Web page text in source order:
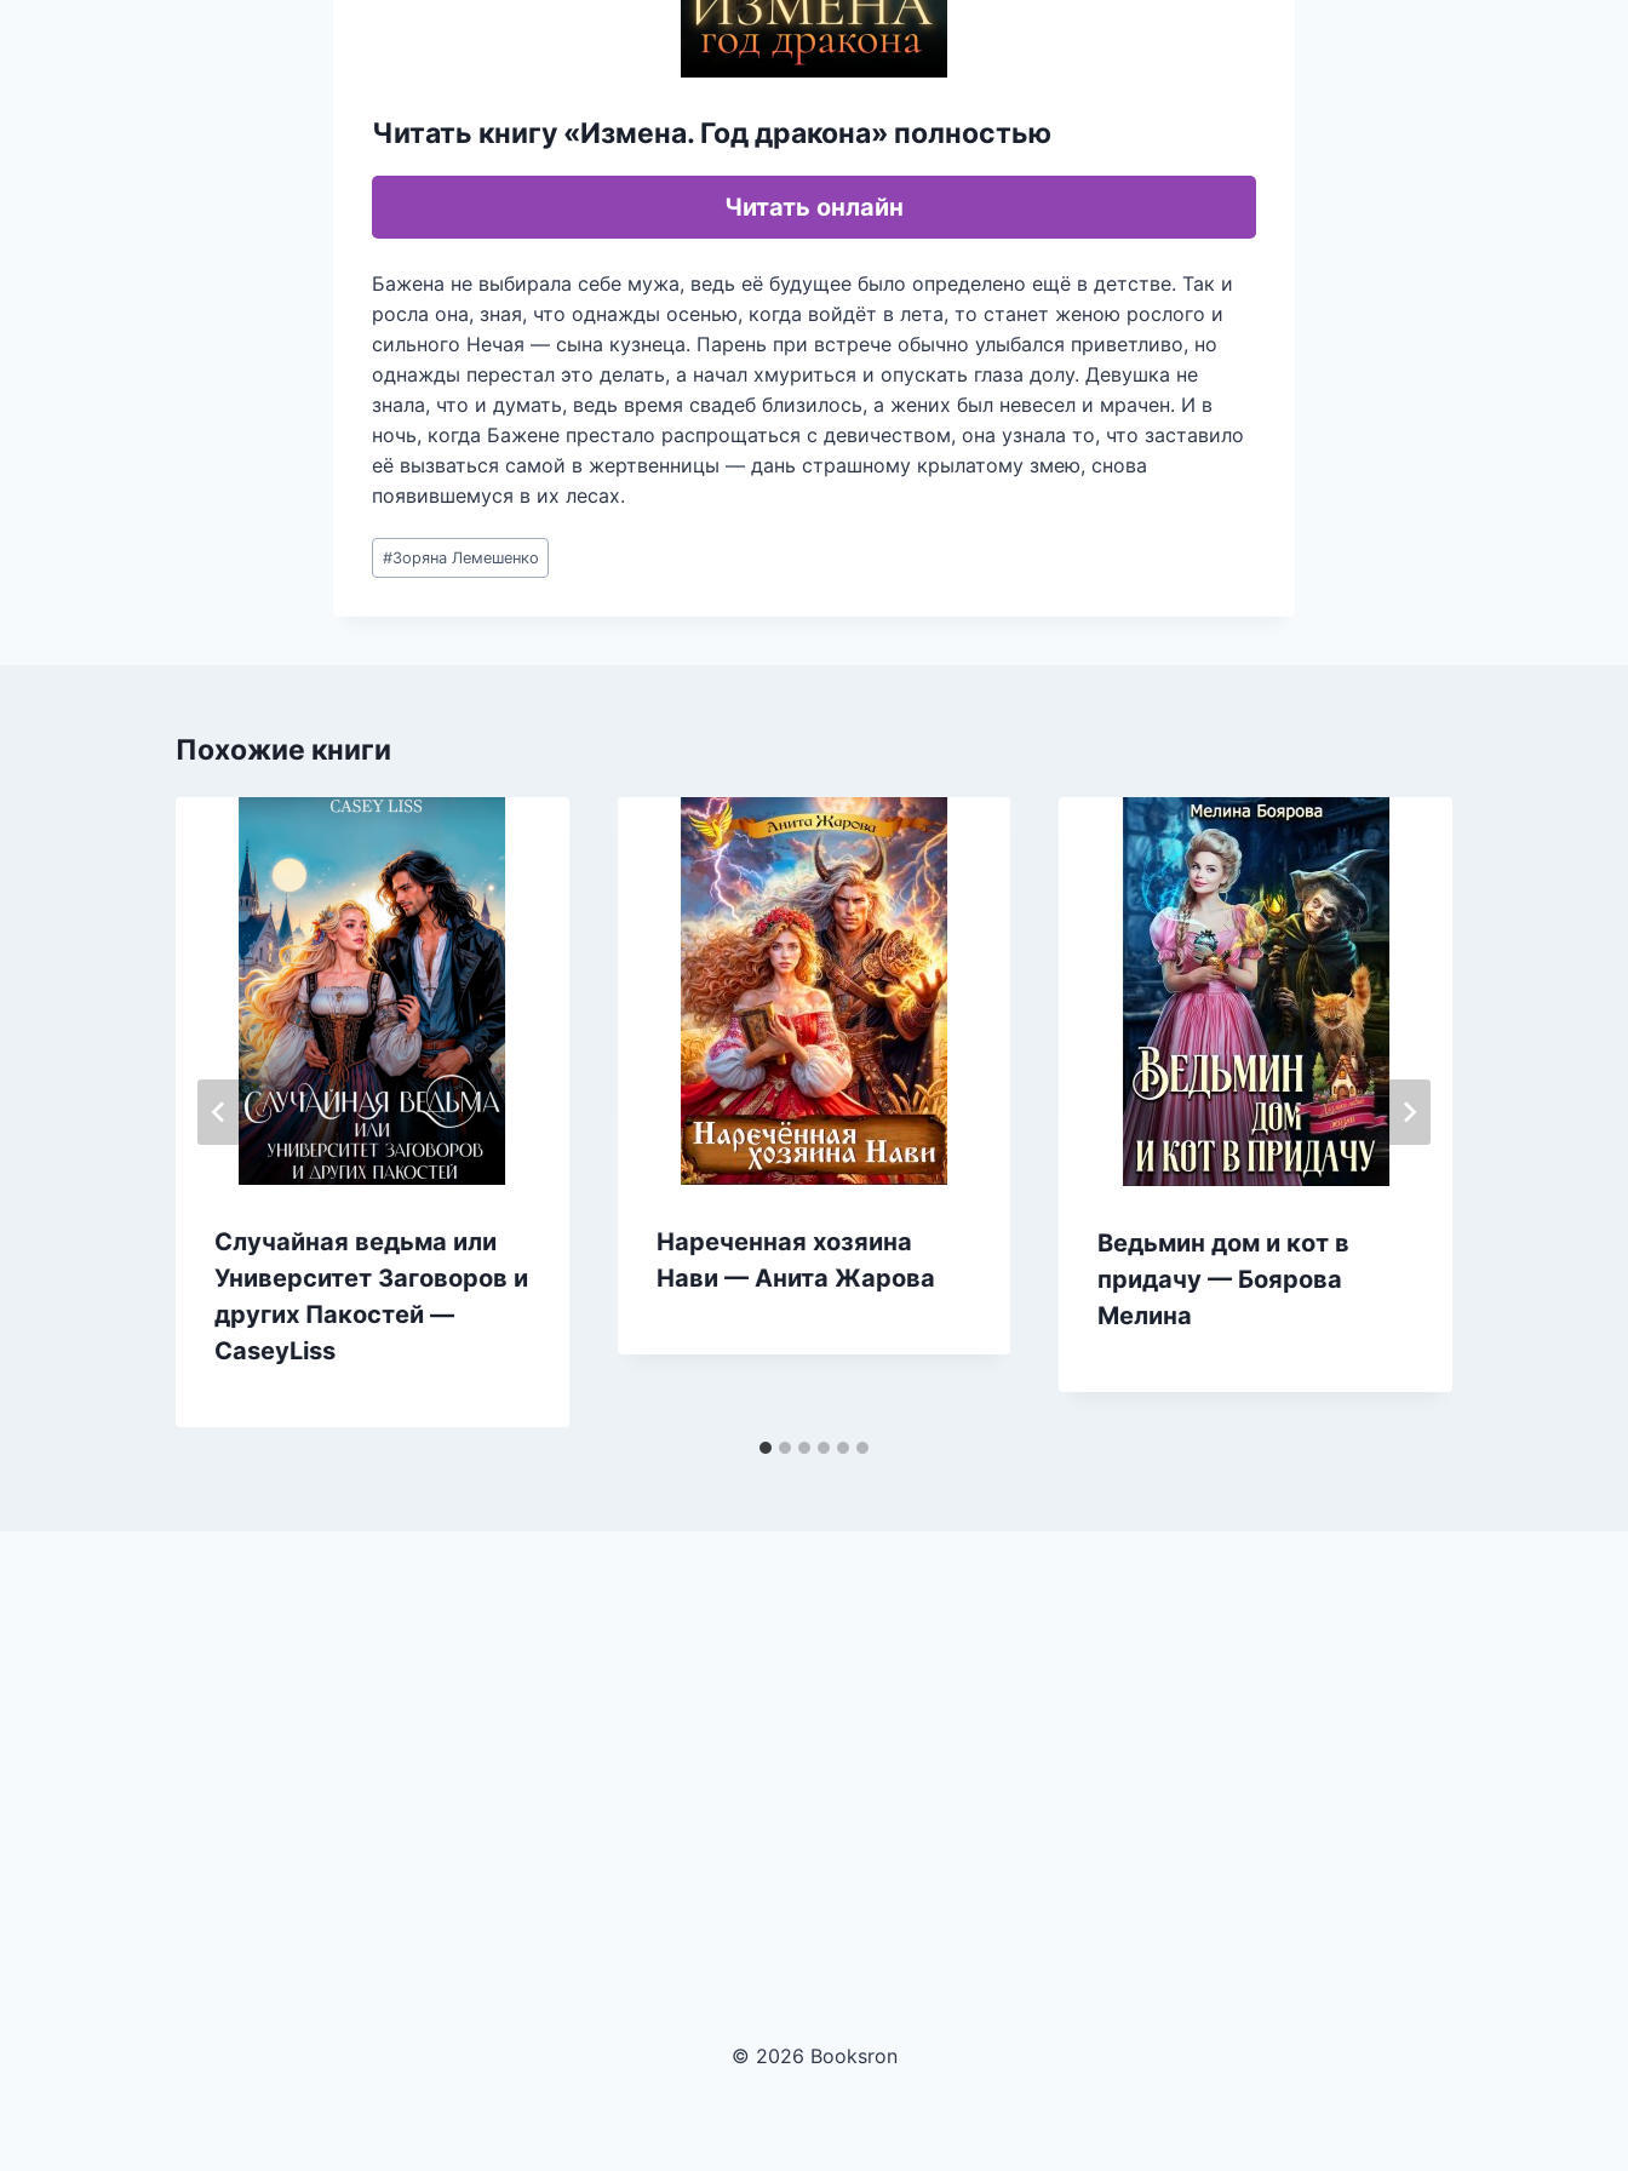
Читать книгу «Измена. Год дракона» полностью
Читать онлайн
Бажена не выбирала себе мужа, ведь её будущее было определено ещё в детстве. Так и
росла она, зная, что однажды осенью, когда войдёт в лета, то станет женою рослого и
сильного Нечая — сына кузнеца. Парень при встрече обычно улыбался приветливо, но
однажды перестал это делать, а начал хмуриться и опускать глаза долу. Девушка не
знала, что и думать, ведь время свадеб близилось, а жених был невесел и мрачен. И в
ночь, когда Бажене престало распрощаться с девичеством, она узнала то, что заставило
её вызваться самой в жертвенницы — дань страшному крылатому змею, снова
появившемуся в их лесах.
Метки
записи:
#Зоряна Лемешенко
Похожие книги
Случайная ведьма или
Университет Заговоров и
других Пакостей —
CaseyLiss
Нареченная хозяина
Нави — Анита Жарова
Ведьмин дом и кот в
придачу — Боярова
Мелина
© 2026 Booksron